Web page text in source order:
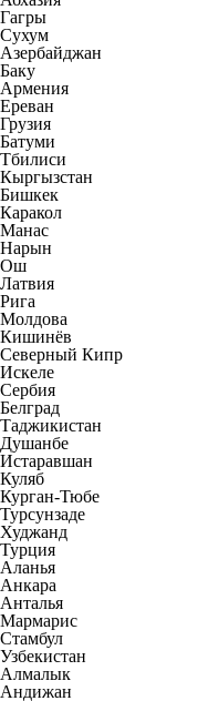
Гагры
Сухум
Азербайджан
Баку
Армения
Ереван
Грузия
Батуми
Тбилиси
Кыргызстан
Бишкек
Каракол
Манас
Нарын
Ош
Латвия
Рига
Молдова
Кишинёв
Северный Кипр
Искеле
Сербия
Белград
Таджикистан
Душанбе
Истаравшан
Куляб
Курган-Тюбе
Турсунзаде
Худжанд
Турция
Аланья
Анкара
Анталья
Мармарис
Стамбул
Узбекистан
Алмалык
Андижан